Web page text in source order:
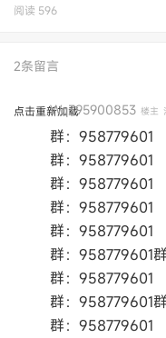
阅读 596
2条留言
点击重新加载Wq395900853 楼主
群：958779601
群：958779601
群：958779601
群：958779601
群：958779601
群：958779601
群：958779601
群：958779601
群：958779601